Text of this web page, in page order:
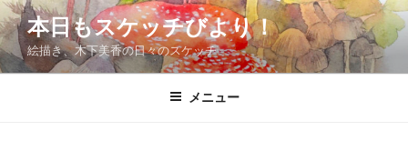
コ
ン
テ
ン
本日もスケッチびより！
絵描き、木下美香の日々のスケッチ
メニュー